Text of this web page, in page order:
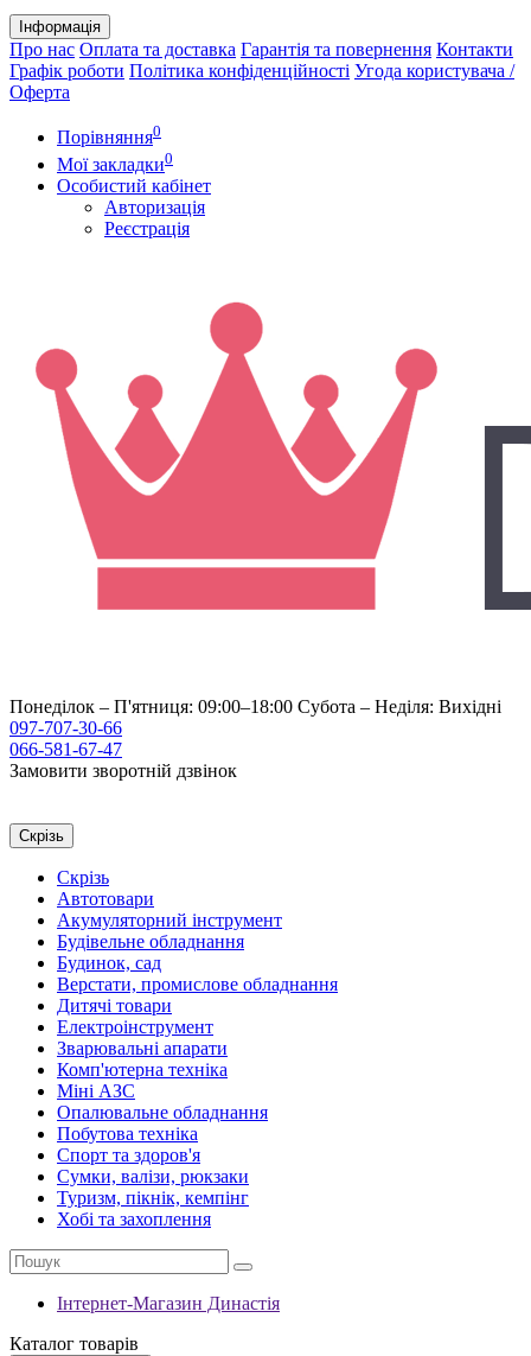
Інформація
Про нас Оплата та доставка Гарантія та повернення Контакти
Графік роботи Політика конфіденційності Угода користувача /
Оферта
Порівняння0
Мої закладки0
Особистий кабінет
Авторизація
Реєстрація
Понеділок – П'ятниця: 09:00–18:00 Субота – Неділя: Вихідні
097-707-30-66
066-581-67-47
Замовити зворотній дзвінок
Скрізь
Скрізь
Автотовари
Акумуляторний інструмент
Будівельне обладнання
Будинок, сад
Верстати, промислове обладнання
Дитячі товари
Електроінструмент
Зварювальні апарати
Комп'ютерна техніка
Міні АЗС
Опалювальне обладнання
Побутова техніка
Спорт та здоров'я
Сумки, валізи, рюкзаки
Туризм, пікнік, кемпінг
Хобі та захоплення
Інтернет-Магазин Династія
Каталог товарів